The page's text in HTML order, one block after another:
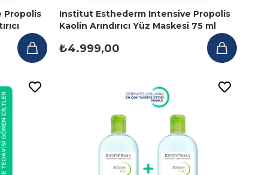
Propolis
Institut Esthederm Intensive Propolis
Kaolin Arındırıcı Yüz Maskesi 75 ml
₺4.999,00